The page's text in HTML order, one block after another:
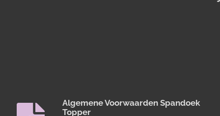
Algemene Voorwaarden Spandoek
Topper